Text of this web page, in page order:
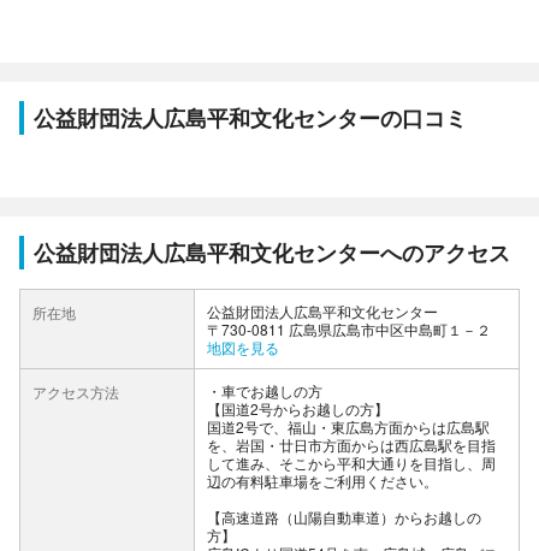
公益財団法人広島平和文化センターの口コミ
公益財団法人広島平和文化センターへのアクセス
所在地
公益財団法人広島平和文化センター
〒730-0811 広島県広島市中区中島町１－２
地図を見る
アクセス方法
車でお越しの方
【国道2号からお越しの方】
国道2号で、福山・東広島方面からは広島駅
を、岩国・廿日市方面からは西広島駅を目指
して進み、そこから平和大通りを目指し、周
辺の有料駐車場をご利用ください。
【高速道路（山陽自動車道）からお越しの
方】